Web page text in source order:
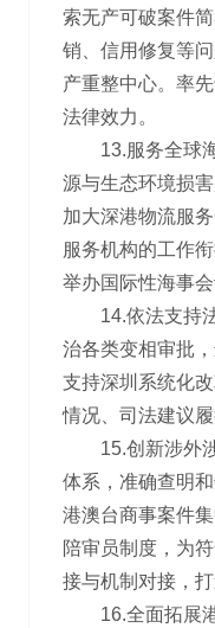
索无产可破案件
销、信用修复等
产重整中心。率
法律效力。
13.服务全球海
源与生态环境损
加大深港物流服
服务机构的工作
举办国际性海事
14.依法支持法
治各类变相审批
支持深圳系统化
情况、司法建议
15.创新涉外涉
体系，准确查明
港澳台商事案件
陪审员制度，为
接与机制对接，
16.全面拓展港